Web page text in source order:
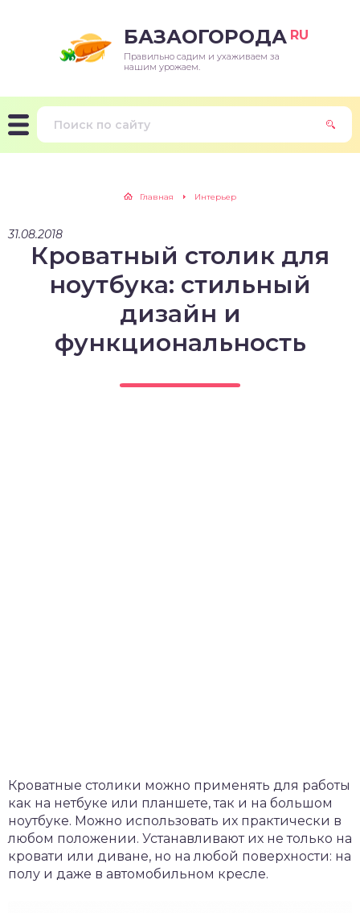
БАЗАОГОРОДА RU
Правильно садим и ухаживаем за
нашим урожаем.
Главная Интерьер
31.08.2018
Кроватный столик для
ноутбука: стильный
дизайн и
функциональность
Кроватные столики можно применять для работы
как на нетбуке или планшете, так и на большом
ноутбуке. Можно использовать их практически в
любом положении. Устанавливают их не только на
кровати или диване, но на любой поверхности: на
полу и даже в автомобильном кресле.